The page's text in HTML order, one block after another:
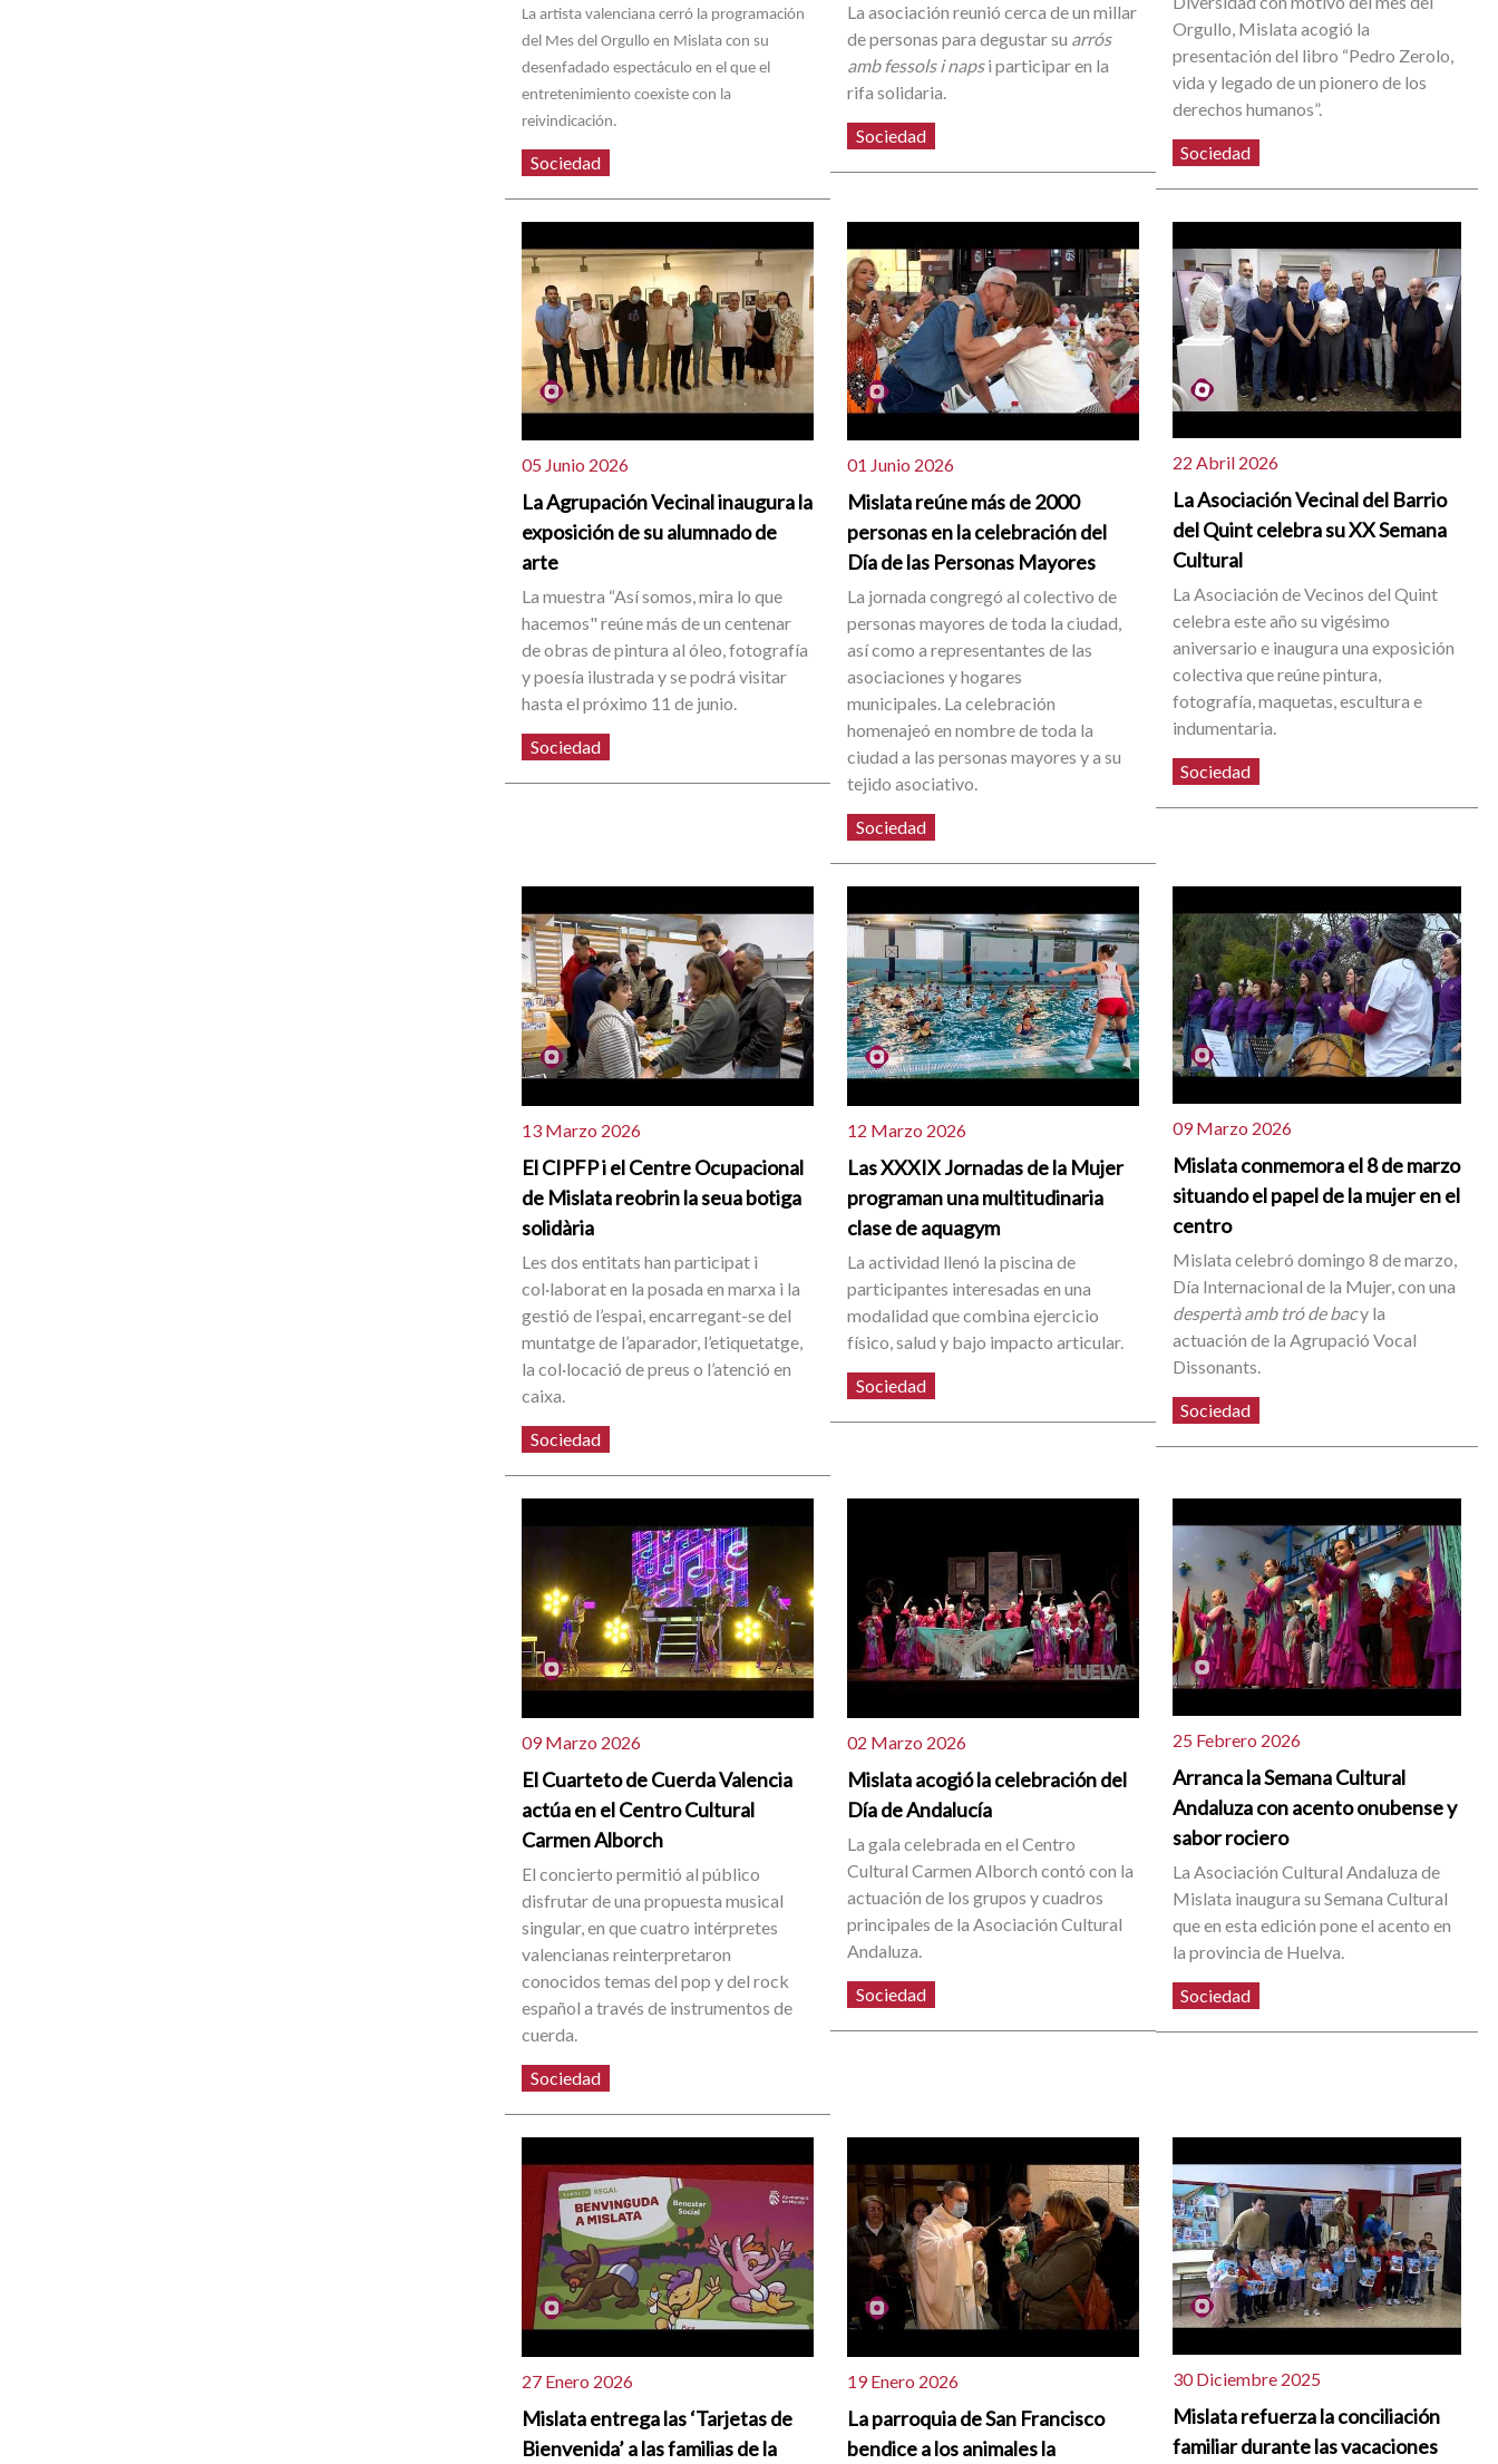
La artista valenciana cerró la programación
del Mes del Orgullo en Mislata con su
desenfadado espectáculo en el que el
entretenimiento coexiste con la
reivindicación.
Sociedad
La asociación reunió cerca de un millar
de personas para degustar su arrós
amb fessols i napsi participar en la
rifa solidaria.
Sociedad
Orgullo, Mislata acogió la
presentación del libro “Pedro Zerolo,
vida y legado de un pionero de los
derechos humanos”.
Sociedad
05 Junio 2026
La Agrupación Vecinal inaugura la
exposición de su alumnado de
arte
La muestra “Así somos, mira lo que
hacemos" reúne más de un centenar
de obras de pintura al óleo, fotografía
y poesía ilustrada y se podrá visitar
hasta el próximo 11 de junio.
Sociedad
01 Junio 2026
Mislata reúne más de 2000
personas en la celebración del
Día de las Personas Mayores
La jornada congregó al colectivo de
personas mayores de toda la ciudad,
así como a representantes de las
asociaciones y hogares
municipales. La celebración
homenajeó en nombre de toda la
ciudad a las personas mayores y a su
tejido asociativo.
Sociedad
22 Abril 2026
La Asociación Vecinal del Barrio
del Quint celebra su XX Semana
Cultural
La Asociación de Vecinos del Quint
celebra este año su vigésimo
aniversario e inaugura una exposición
colectiva que reúne pintura,
fotografía, maquetas, escultura e
indumentaria.
Sociedad
13 Marzo 2026
El CIPFP i el Centre Ocupacional
de Mislata reobrin la seua botiga
solidària
Les dos entitats han participat i
col·laborat en la posada en marxa i la
gestió de l’espai, encarregant-se del
muntatge de l’aparador, l’etiquetatge,
la col·locació de preus o l’atenció en
caixa.
Sociedad
12 Marzo 2026
Las XXXIX Jornadas de la Mujer
programan una multitudinaria
clase de aquagym
La actividad llenó la piscina de
participantes interesadas en una
modalidad que combina ejercicio
físico, salud y bajo impacto articular.
Sociedad
09 Marzo 2026
Mislata conmemora el 8 de marzo
situando el papel de la mujer en el
centro
Mislata celebró domingo 8 de marzo,
Día Internacional de la Mujer, con una
despertà amb tró de bacy la
actuación de la Agrupació Vocal
Dissonants.
Sociedad
09 Marzo 2026
El Cuarteto de Cuerda Valencia
actúa en el Centro Cultural
Carmen Alborch
El concierto permitió al público
disfrutar de una propuesta musical
singular, en que cuatro intérpretes
valencianas reinterpretaron
conocidos temas del pop y del rock
español a través de instrumentos de
cuerda.
Sociedad
02 Marzo 2026
Mislata acogió la celebración del
Día de Andalucía
La gala celebrada en el Centro
Cultural Carmen Alborch contó con la
actuación de los grupos y cuadros
principales de la Asociación Cultural
Andaluza.
Sociedad
25 Febrero 2026
Arranca la Semana Cultural
Andaluza con acento onubense y
sabor rociero
La Asociación Cultural Andaluza de
Mislata inaugura su Semana Cultural
que en esta edición pone el acento en
la provincia de Huelva.
Sociedad
27 Enero 2026
Mislata entrega las ‘Tarjetas de
Bienvenida’ a las familias de la
19 Enero 2026
La parroquia de San Francisco
bendice a los animales la
30 Diciembre 2025
Mislata refuerza la conciliación
familiar durante las vacaciones